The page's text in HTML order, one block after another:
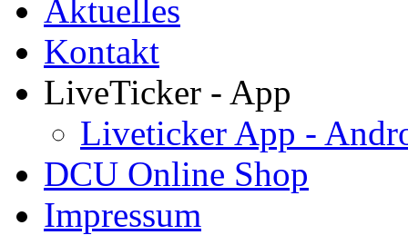
Aktuelles
Kontakt
LiveTicker - App
Liveticker App -
DCU Online Shop
Impressum